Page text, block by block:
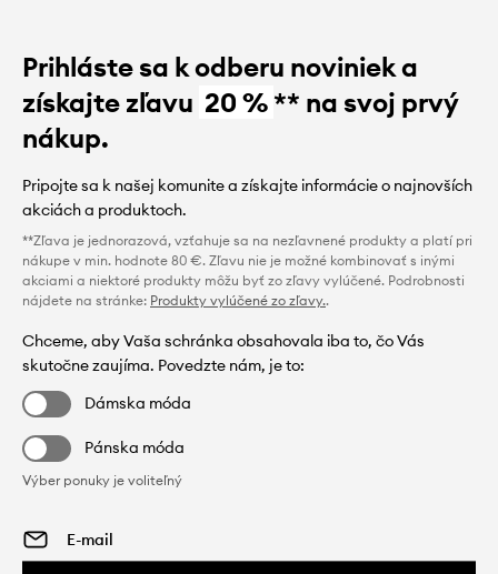
Prihláste sa k odberu noviniek a
získajte zľavu 20 %** na svoj prvý
nákup.
Pripojte sa k našej komunite a získajte informácie o najnovších
akciách a produktoch.
**Zľava je jednorazová, vzťahuje sa na nezľavnené produkty a platí pri
nákupe v min. hodnote 80 €. Zľavu nie je možné kombinovať s inými
akciami a niektoré produkty môžu byť zo zľavy vylúčené. Podrobnosti
nájdete na stránke: Produkty vylúčené zo zľavy..
Chceme, aby Vaša schránka obsahovala iba to, čo Vás
skutočne zaujíma. Povedzte nám, je to:
Dámska móda
Pánska móda
Výber ponuky je voliteľný